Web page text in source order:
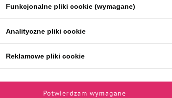
Zabawka piszcząc dla psa - do gryzienia lody
7,38 zł
Funkcjonalne pliki cookie (wymagane)
Analityczne pliki cookie
Reklamowe pliki cookie
Potwierdzam wymagane